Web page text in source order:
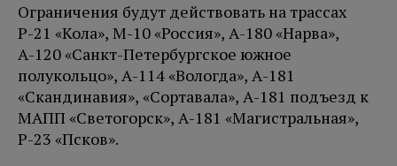
Ограничения будут действовать на трассах
Р-21 «Кола», М-10 «Россия», А-180 «Нарва»,
А-120 «Санкт-Петербургское южное
полукольцо», А-114 «Вологда», А-181
«Скандинавия», «Сортавала», А-181 подъезд к
МАПП «Светогорск», А-181 «Магистральная»,
Р-23 «Псков».